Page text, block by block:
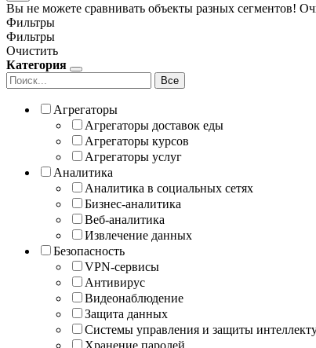
Вы не можете сравнивать объекты разных сегментов!
Фильтры
Фильтры
Очистить
Категория
Все
Агрегаторы
Агрегаторы доставок еды
Агрегаторы курсов
Агрегаторы услуг
Аналитика
Аналитика в социальных сетях
Бизнес-аналитика
Веб-аналитика
Извлечение данных
Безопасность
VPN-сервисы
Антивирус
Видеонаблюдение
Защита данных
Системы управления и защиты
Хранение паролей